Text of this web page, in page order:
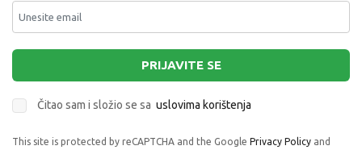
PRIJAVITE SE
Čitao sam i složio se sa uslovima korištenja
This site is protected by reCAPTCHA and the Google Privacy Policy and